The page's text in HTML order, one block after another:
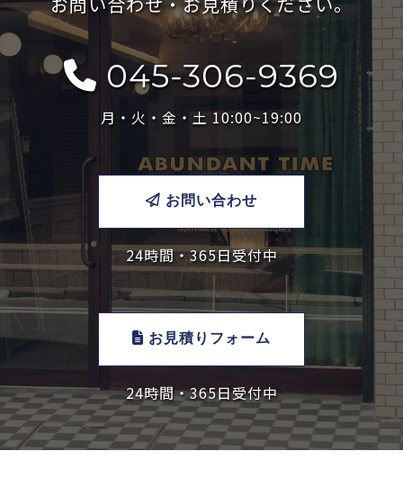
045-306-9369
月・火・金・土 10:00~19:00
お問い合わせ
24時間・365日受付中
お見積りフォーム
24時間・365日受付中